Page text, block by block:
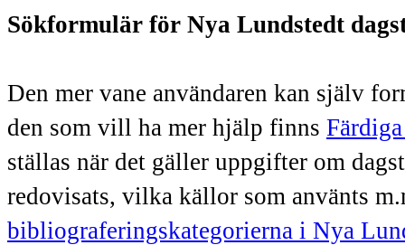
Sökformulär för Nya Lundstedt
Den mer vane användaren kan själv
den som vill ha mer hjälp finns
ställas när det gäller uppgifter om
redovisats, vilka källor som använts
bibliograferingskategorierna i Nya